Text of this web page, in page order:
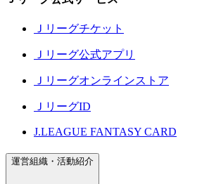
Ｊリーグチケット
Ｊリーグ公式アプリ
Ｊリーグオンラインストア
ＪリーグID
J.LEAGUE FANTASY CARD
運営組織・活動紹介